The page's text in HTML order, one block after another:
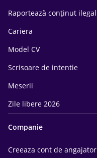
Raportează conținut ilegal
Cariera
Model CV
Scrisoare de intentie
Meserii
Zile libere 2026
Companie
Creeaza cont de angajator